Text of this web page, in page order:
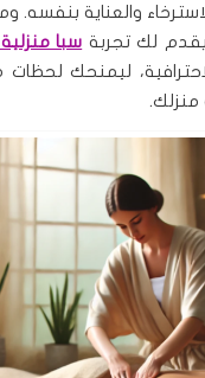
والعناية بنفسه.
لك تجربة سبا
ليمنحك